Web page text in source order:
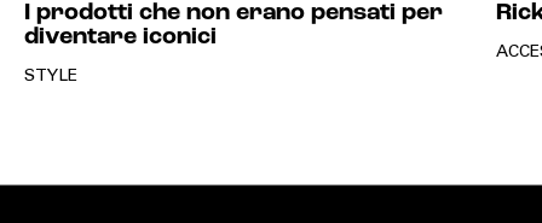
I prodotti che non erano pensati per
diventare iconici
STYLE